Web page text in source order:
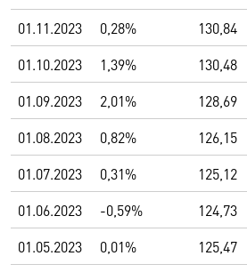
01.11.2023
0,28% 130,84
01.10.2023
1,39% 130,48
01.09.2023
2,01% 128,69
01.08.2023
0,82% 126,15
01.07.2023
0,31% 125,12
01.06.2023
-0,59% 124,73
01.05.2023
0,01% 125,47